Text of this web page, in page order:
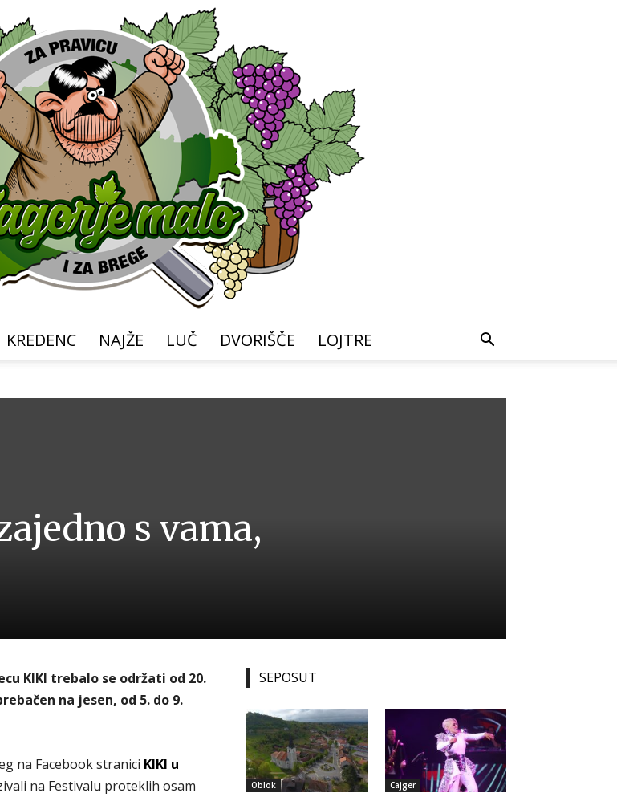
KREDENC NAJŽE LUČ DVORIŠČE LOJTRE
s vama,
KIKI trebalo se održati od 20.
na jesen, od 5. do 9.
na Facebook stranici KIKI u
na Festivalu proteklih osam
SEPOSUT
Oblok Cajger